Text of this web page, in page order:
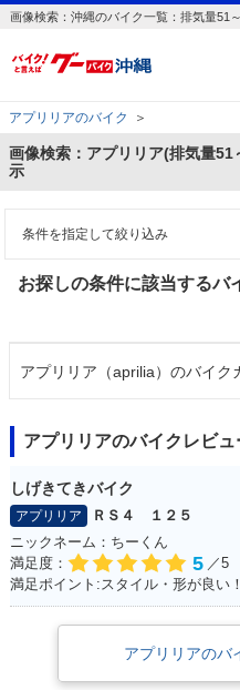
画像検索：沖縄のバイク一覧：排気量51
アプリリアのバイク ＞
画像検索：アプリリア(排気量51
示
条件を指定して絞り込み
お探しの条件に該当するバ
アプリリア（aprilia）のバイク
アプリリアのバイクレビュ
しげきてきバイク
アプリリア
ＲＳ４ １２５
ニックネーム：ちーくん
満足度：
5 ／5
満足ポイント:スタイル・形が良い！
アプリリアのバ